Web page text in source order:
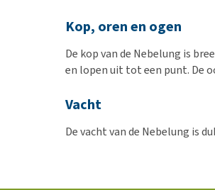
Kop, oren en ogen
De kop van de Nebelung is
en lopen uit tot een punt. De
Vacht
De vacht van de Nebelung is